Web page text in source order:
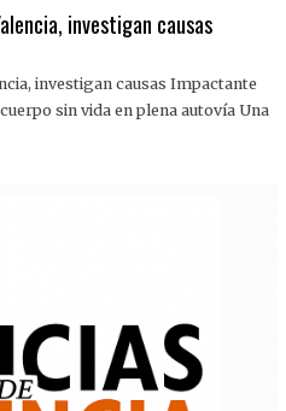
investigan causas
investigan causas Impactante
sin vida en plena autovía Una